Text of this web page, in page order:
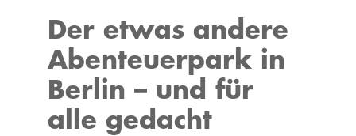
Der etwas andere
Abenteuerpark in
Berlin – und für
alle gedacht